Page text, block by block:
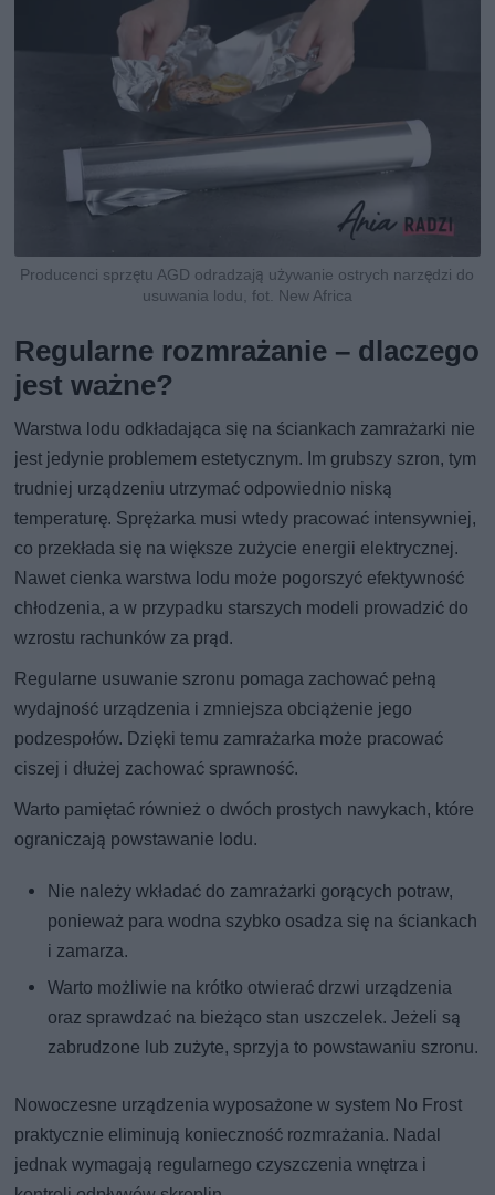
Producenci sprzętu AGD odradzają używanie ostrych narzędzi do
usuwania lodu, fot. New Africa
Regularne rozmrażanie – dlaczego
jest ważne?
Warstwa lodu odkładająca się na ściankach zamrażarki nie
jest jedynie problemem estetycznym. Im grubszy szron, tym
trudniej urządzeniu utrzymać odpowiednio niską
temperaturę. Sprężarka musi wtedy pracować intensywniej,
co przekłada się na większe zużycie energii elektrycznej.
Nawet cienka warstwa lodu może pogorszyć efektywność
chłodzenia, a w przypadku starszych modeli prowadzić do
wzrostu rachunków za prąd.
Regularne usuwanie szronu pomaga zachować pełną
wydajność urządzenia i zmniejsza obciążenie jego
podzespołów. Dzięki temu zamrażarka może pracować
ciszej i dłużej zachować sprawność.
Warto pamiętać również o dwóch prostych nawykach, które
ograniczają powstawanie lodu.
Nie należy wkładać do zamrażarki gorących potraw,
ponieważ para wodna szybko osadza się na ściankach
i zamarza.
Warto możliwie na krótko otwierać drzwi urządzenia
oraz sprawdzać na bieżąco stan uszczelek. Jeżeli są
zabrudzone lub zużyte, sprzyja to powstawaniu szronu.
Nowoczesne urządzenia wyposażone w system No Frost
praktycznie eliminują konieczność rozmrażania. Nadal
jednak wymagają regularnego czyszczenia wnętrza i